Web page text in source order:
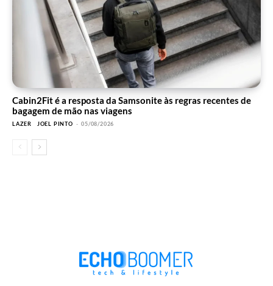
Cabin2Fit é a resposta da Samsonite às regras recentes de
bagagem de mão nas viagens
LAZER JOEL PINTO - 05/08/2026